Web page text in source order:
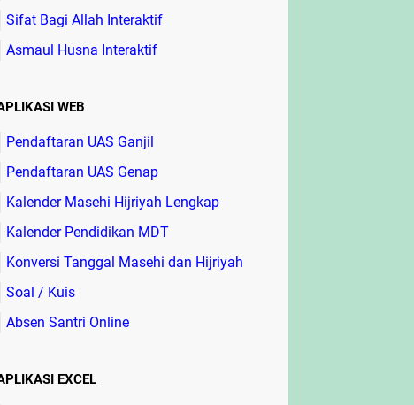
Sifat Bagi Allah Interaktif
Asmaul Husna Interaktif
WEB
Pendaftaran UAS Ganjil
Pendaftaran UAS Genap
Kalender Masehi Hijriyah Lengkap
Kalender Pendidikan MDT
Konversi Tanggal Masehi dan Hijriyah
Soal / Kuis
Absen Santri Online
EXCEL